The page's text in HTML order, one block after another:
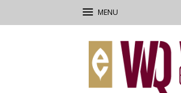
–
Vigne,
Vini
&